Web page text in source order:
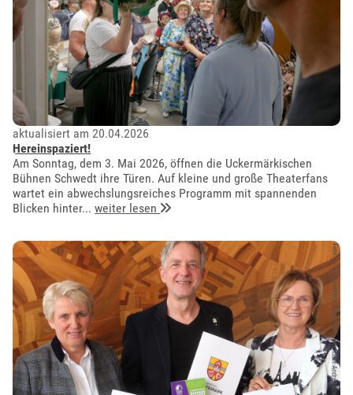
aktualisiert am 20.04.2026
Hereinspaziert!
Am Sonntag, dem 3. Mai 2026, öffnen die Uckermärkischen
Bühnen Schwedt ihre Türen. Auf kleine und große Theaterfans
wartet ein abwechslungsreiches Programm mit spannenden
Blicken hinter...weiter lesen